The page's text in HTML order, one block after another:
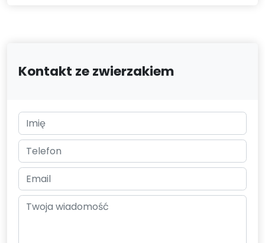
Kontakt ze zwierzakiem